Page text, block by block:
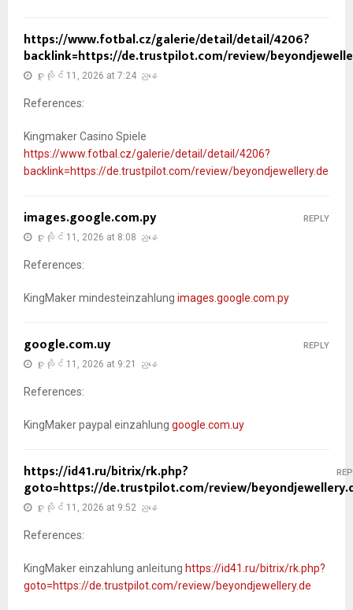
https://www.fotbal.cz/galerie/detail/detail/4206?
backlink=https://de.trustpilot.com/review/
ဇူလိုင် 11, 2026 at 7:24 ညနေ
References:
Kingmaker Casino Spiele
https://www.fotbal.cz/galerie/detail/detail/4206?
backlink=https://de.trustpilot.com/review/beyondjewellery.de
images.google.com.py
ဇူလိုင် 11, 2026 at 8:08 ညနေ
References:
KingMaker mindesteinzahlung images.google.com.py
REPLY
google.com.uy
ဇူလိုင် 11, 2026 at 9:21 ညနေ
References:
KingMaker paypal einzahlung google.com.uy
REPLY
https://id41.ru/bitrix/rk.php?
goto=https://de.trustpilot.com/review/
ဇူလိုင် 11, 2026 at 9:52 ညနေ
References:
KingMaker einzahlung anleitung https://id41.ru/bitrix/rk.php?
goto=https://de.trustpilot.com/review/beyondjewellery.de